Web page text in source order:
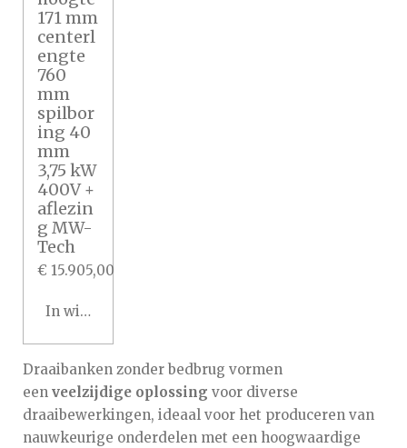
171 mm
centerl
engte
760
mm
spilbor
ing 40
mm
3,75 kW
400V +
aflezin
g MW-
Tech
€ 15.905,00
In winkelwagen
Draaibanken zonder bedbrug vormen
een veelzijdige oplossing voor diverse
draaibewerkingen, ideaal voor het produceren van
nauwkeurige onderdelen met een hoogwaardige